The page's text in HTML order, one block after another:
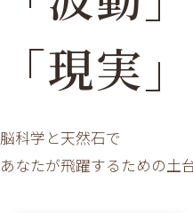
「現実
脳科学と天然石で
あなたが飛躍するための土